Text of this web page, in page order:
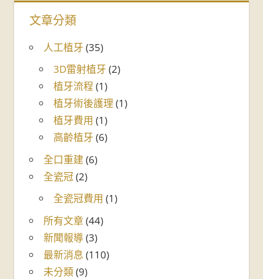
文章分類
人工植牙 (35)
3D雷射植牙 (2)
植牙流程 (1)
植牙術後護理 (1)
植牙費用 (1)
高齡植牙 (6)
全口重建 (6)
全瓷冠(2)
全瓷冠費用 (1)
所有文章(44)
新聞報導(3)
最新消息 (110)
未分類(9)